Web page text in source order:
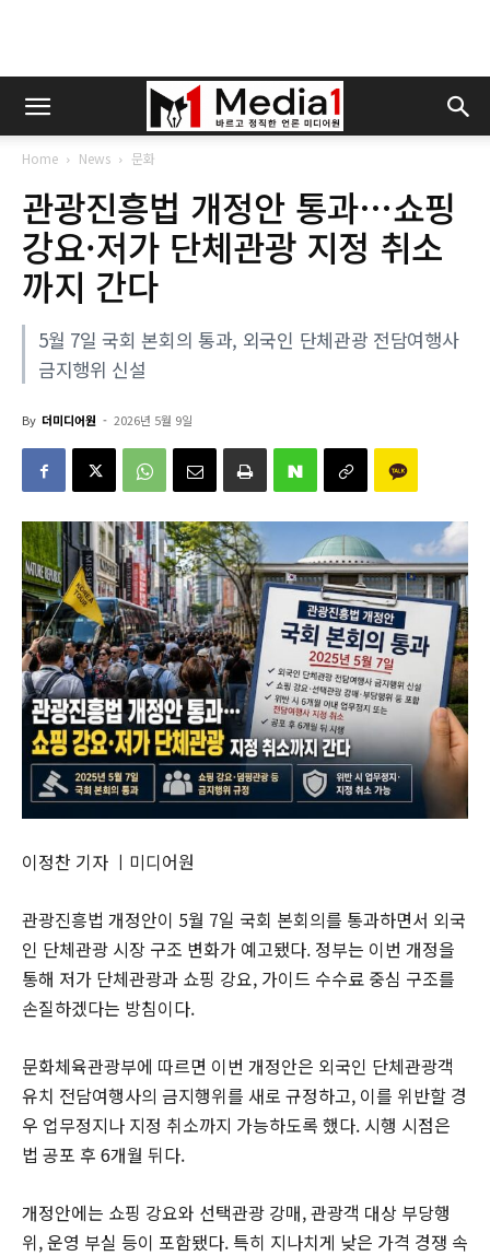
Home News 문화
관광진흥법 개정안 통과…쇼핑
강요·저가 단체관광 지정 취소
까지 간다
5월 7일 국회 본회의 통과, 외국인 단체관광 전담여행사
금지행위 신설
By 더미디어원 - 2026년 5월 9일
이정찬 기자 ㅣ미디어원
관광진흥법 개정안이 5월 7일 국회 본회의를 통과하면서 외국
인 단체관광 시장 구조 변화가 예고됐다. 정부는 이번 개정을
통해 저가 단체관광과 쇼핑 강요, 가이드 수수료 중심 구조를
손질하겠다는 방침이다.
문화체육관광부에 따르면 이번 개정안은 외국인 단체관광객
유치 전담여행사의 금지행위를 새로 규정하고, 이를 위반할 경
우 업무정지나 지정 취소까지 가능하도록 했다. 시행 시점은
법 공포 후 6개월 뒤다.
개정안에는 쇼핑 강요와 선택관광 강매, 관광객 대상 부당행
위, 운영 부실 등이 포함됐다. 특히 지나치게 낮은 가격 경쟁 속